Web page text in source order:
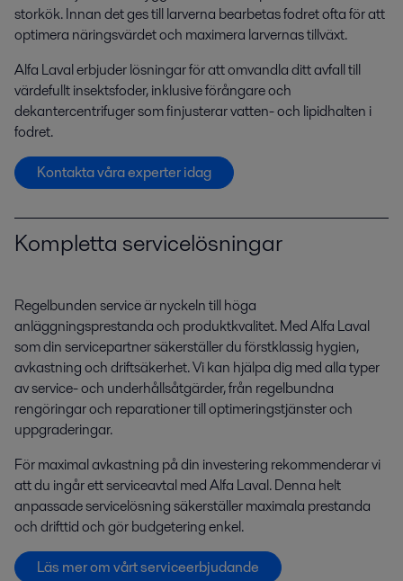
storkök. Innan det ges till larverna bearbetas fodret ofta för att
optimera näringsvärdet och maximera larvernas tillväxt.
Alfa Laval erbjuder lösningar för att omvandla ditt avfall till
värdefullt insektsfoder, inklusive förångare och
dekantercentrifuger som finjusterar vatten- och lipidhalten i
fodret.
Kontakta våra experter idag
Kompletta servicelösningar
Regelbunden service är nyckeln till höga
anläggningsprestanda och produktkvalitet. Med Alfa Laval
som din servicepartner säkerställer du förstklassig hygien,
avkastning och driftsäkerhet. Vi kan hjälpa dig med alla typer
av service- och underhållsåtgärder, från regelbundna
rengöringar och reparationer till optimeringstjänster och
uppgraderingar.
För maximal avkastning på din investering rekommenderar vi
att du ingår ett serviceavtal med Alfa Laval. Denna helt
anpassade servicelösning säkerställer maximala prestanda
och drifttid och gör budgetering enkel.
Läs mer om vårt serviceerbjudande